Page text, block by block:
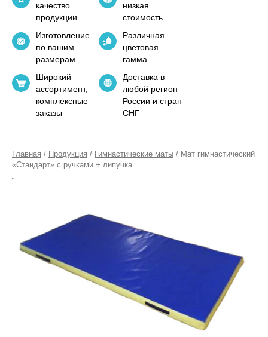
качество
продукции
низкая
стоимость
Изготовление
по вашим
размерам
Различная
цветовая
гамма
Широкий
ассортимент,
комплексные
заказы
Доставка в
любой регион
России и стран
СНГ
Главная / Продукция / Гимнастические маты / Мат гимнастический
«Стандарт» с ручками + липучка